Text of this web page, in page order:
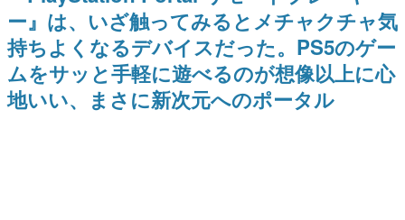
名作ゲームクリエイターの方々に製作時のエピソードをお
聞きし、ヒットする企画（ゲーム）とは何か？を探ってい
きます。
赫本
この物語を解いてはいけない。『赫本』は、〈試験問題〉
の形をした短編ホラー小説集です。
ダム・カム』開発元やチェコの
プロ野球選手から称賛の声
ー』は、いざ触ってみるとメチャクチャ気
持ちよくなるデバイスだった。PS5のゲー
ムをサッと手軽に遊べるのが想像以上に心
地いい、まさに新次元へのポータル